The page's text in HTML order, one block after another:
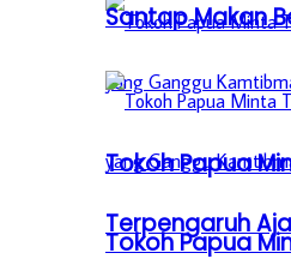
Tokoh Papua
Terpengaruh
Santap Makan
Tokoh Papua